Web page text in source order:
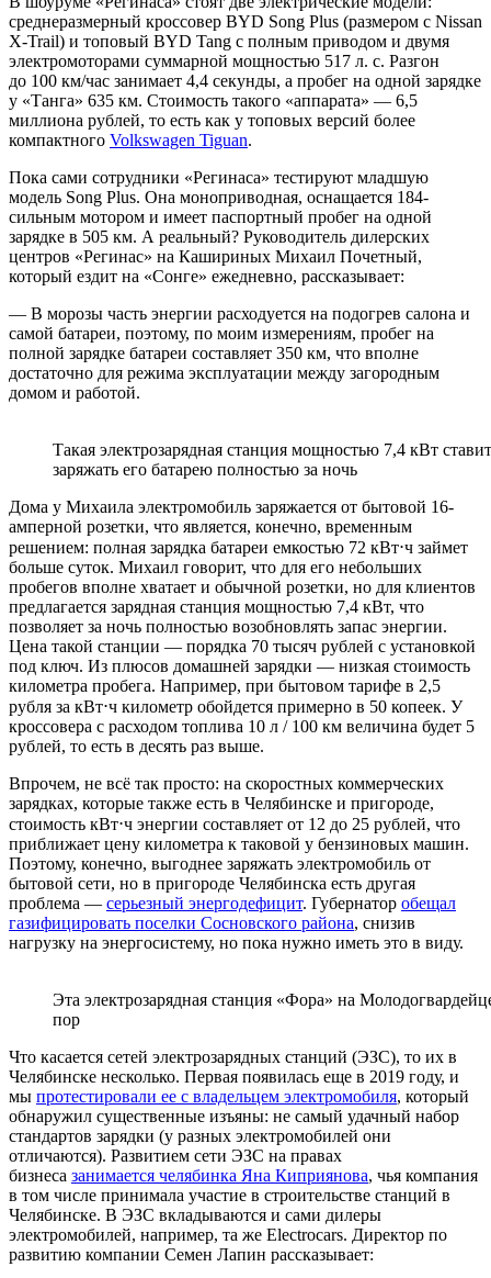
среднеразмерный кроссовер BYD Song Plus (размером с Nissan
X-Trail) и топовый BYD Tang с полным приводом и двумя
электромоторами суммарной мощностью 517 л. с. Разгон
до 100 км/час занимает 4,4 секунды, а пробег на одной зарядке
у «Танга» 635 км. Стоимость такого «аппарата» — 6,5
миллиона рублей, то есть как у топовых версий более
компактного Volkswagen Tiguan.
Пока сами сотрудники «Регинаса» тестируют младшую
модель Song Plus. Она моноприводная, оснащается 184-
сильным мотором и имеет паспортный пробег на одной
зарядке в 505 км. А реальный? Руководитель дилерских
центров «Регинас» на Кашириных Михаил Почетный,
который ездит на «Сонге» ежедневно, рассказывает:
— В морозы часть энергии расходуется на подогрев салона и
самой батареи, поэтому, по моим измерениям, пробег на
полной зарядке батареи составляет 350 км, что вполне
достаточно для режима эксплуатации между загородным
домом и работой.
Такая электрозарядная станция мощностью 7,4 кВт
заряжать его батарею полностью за ночь
Дома у Михаила электромобиль заряжается от бытовой 16-
амперной розетки, что является, конечно, временным
решением: полная зарядка батареи емкостью 72 кВт⋅ч займет
больше суток. Михаил говорит, что для его небольших
пробегов вполне хватает и обычной розетки, но для клиентов
предлагается зарядная станция мощностью 7,4 кВт, что
позволяет за ночь полностью возобновлять запас энергии.
Цена такой станции — порядка 70 тысяч рублей с установкой
под ключ. Из плюсов домашней зарядки — низкая стоимость
километра пробега. Например, при бытовом тарифе в 2,5
рубля за кВт⋅ч километр обойдется примерно в 50 копеек. У
кроссовера с расходом топлива 10 л / 100 км величина будет 5
рублей, то есть в десять раз выше.
Впрочем, не всё так просто: на скоростных коммерческих
зарядках, которые также есть в Челябинске и пригороде,
стоимость кВт⋅ч энергии составляет от 12 до 25 рублей, что
приближает цену километра к таковой у бензиновых машин.
Поэтому, конечно, выгоднее заряжать электромобиль от
бытовой сети, но в пригороде Челябинска есть другая
проблема — серьезный энергодефицит. Губернатор обещал
газифицировать поселки Сосновского района, снизив
нагрузку на энергосистему, но пока нужно иметь это в виду.
Эта электрозарядная станция «Фора» на
пор
Что касается сетей электрозарядных станций (ЭЗС), то их в
Челябинске несколько. Первая появилась еще в 2019 году, и
мы протестировали ее с владельцем электромобиля, который
обнаружил существенные изъяны: не самый удачный набор
стандартов зарядки (у разных электромобилей они
отличаются). Развитием сети ЭЗС на правах
бизнеса занимается челябинка Яна Киприянова, чья компания
в том числе принимала участие в строительстве станций в
Челябинске. В ЭЗС вкладываются и сами дилеры
электромобилей, например, та же Electrocars. Директор по
развитию компании Семен Лапин рассказывает: